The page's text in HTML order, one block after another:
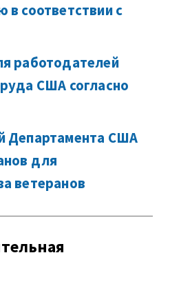
в соответствии с
работодателей
США согласно
Департамента США
для
ветеранов